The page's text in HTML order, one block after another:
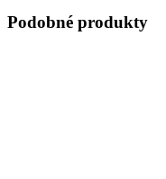
Podobné produkty